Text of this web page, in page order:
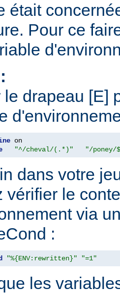
était
Pour ce
le drapeau [E]
"^/cheval/(.*)" "/poney/
dans votre
vérifier le
via
:
"%{ENV:rewritten}" "=1"
les